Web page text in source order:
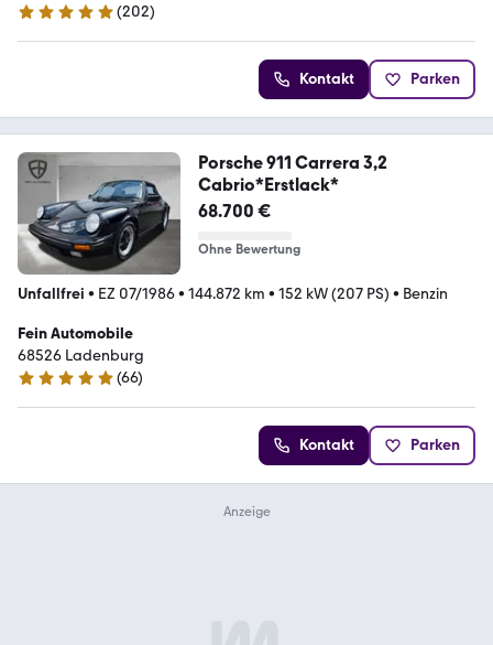
4.9 Sterne
(202)
Kontakt Parken
Porsche 911 Carrera 3,2
Cabrio*Erstlack*
68.700 €
Ohne Bewertung
Unfallfrei • EZ 07/1986• 144.872 km • 152 kW (207 PS) • Benzin
Fein Automobile
68526 Ladenburg
4.9 Sterne
(66)
Kontakt Parken